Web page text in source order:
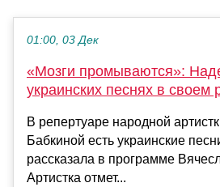
01:00, 03 Дек
«Мозги промываются»:
украинских песнях в своем
В репертуаре народной
Бабкиной есть украинские
рассказала в программе
Артистка отмет...